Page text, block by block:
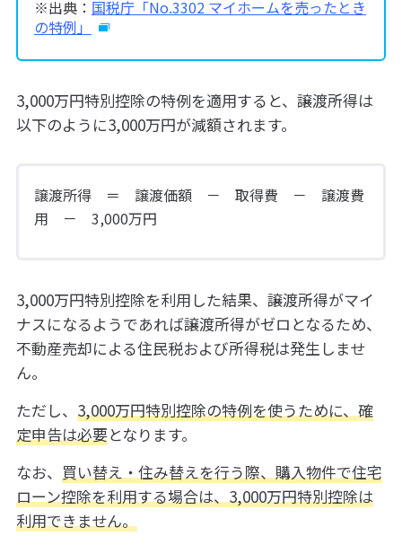
※出典： 国税庁「No.3302 マイホームを売ったとき
の特例」
3,000万円特別控除の特例を適用すると、譲渡所得は
以下のように3,000万円が減額されます。
譲渡所得 ＝ 譲渡価額 － 取得費 － 譲渡費
用 － 3,000万円
3,000万円特別控除を利用した結果、譲渡所得がマイ
ナスになるようであれば譲渡所得がゼロとなるため、
不動産売却による住民税および所得税は発生しませ
ん。
ただし、 3,000万円特別控除の特例を使うために、確
定申告は必要となります。
なお、 買い替え・住み替えを行う際、購入物件で住宅
ローン控除を利用する場合は、3,000万円特別控除は
利用できません。